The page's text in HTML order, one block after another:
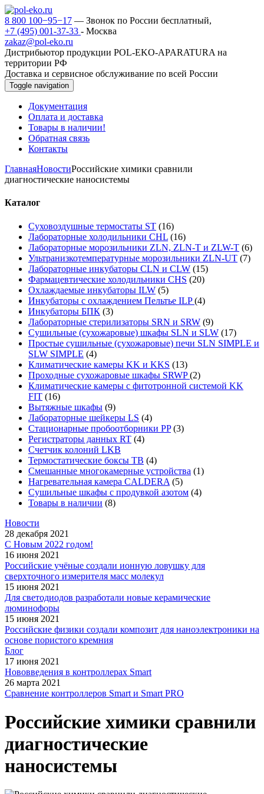
8 800 100−95−17 — Звонок по России бесплатный,
+7 (495) 001-37-33 - Москва
zakaz@pol-eko.ru
Дистрибьютор продукции POL-EKO-APARATURA на
территории РФ
Доставка и сервисное обслуживание по всей России
Toggle navigation
Документация
Оплата и доставка
Товары в наличии!
Обратная связь
Контакты
ГлавнаяНовостиРоссийские химики сравнили
диагностические наносистемы
Каталог
Суховоздушные термостаты ST (16)
Лабораторные холодильники CHL (16)
Лабораторные морозильники ZLN, ZLN-T и ZLW-T (6)
Ультранизкотемпературные морозильники ZLN-UT (7)
Лабораторные инкубаторы CLN и CLW (15)
Фармацевтические холодильники CHS (20)
Охлаждаемые инкубаторы ILW (5)
Инкубаторы с охлаждением Пельтье ILP(4)
Инкубаторы БПК (3)
Лабораторные стерилизаторы SRN и SRW (9)
Сушильные (сухожаровые) шкафы SLN и SLW (17)
Простые сушильные (сухожаровые) печи SLN SIMPLE и
SLW SIMPLE (4)
Климатические камеры KK и KKS (13)
Проходные сухожаровые шкафы SRWP(2)
Климатические камеры с фитотронной системой KK
FIT (16)
Вытяжные шкафы (9)
Лабораторные шейкеры LS (4)
Стационарные пробоотборники PP (3)
Регистраторы данных RT (4)
Счетчик колоний LKB
Термостатические боксы TB (4)
Смешанные многокамерные устройства (1)
Нагревательная камера CALDERA (5)
Сушильные шкафы с продувкой азотом (4)
Товары в наличии (8)
Новости
28 декабря 2021
С Новым 2022 годом!
16 июня 2021
Российские учёные создали ионную ловушку для
сверхточного измерителя масс молекул
15 июня 2021
Для светодиодов разработали новые керамические
люминофоры
15 июня 2021
Российские физики создали композит для наноэлектроники на
основе пористого кремния
Блог
17 июня 2021
Нововведения в контроллерах Smart
26 марта 2021
Сравнение контроллеров Smart и Smart PRO
Российские химики сравнили
диагностические
наносистемы